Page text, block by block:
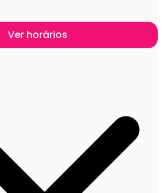
Ver horários